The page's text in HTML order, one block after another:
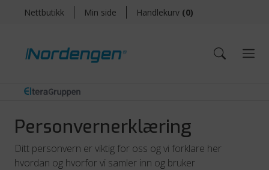
Nettbutikk Min side Handlekurv (0)
Personvernerklæring
Ditt personvern er viktig for oss og vi forklare her
hvordan og hvorfor vi samler inn og bruker